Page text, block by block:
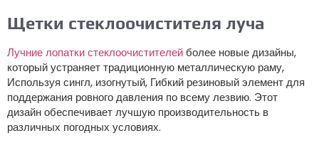
Щетки стеклоочистителя луча
Лучние лопатки стеклоочистителей более новые дизайны,
который устраняет традиционную металлическую раму,
Используя сингл, изогнутый, Гибкий резиновый элемент для
поддержания ровного давления по всему лезвию. Этот
дизайн обеспечивает лучшую производительность в
различных погодных условиях.